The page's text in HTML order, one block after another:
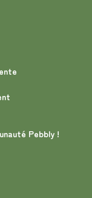
Pebbly !